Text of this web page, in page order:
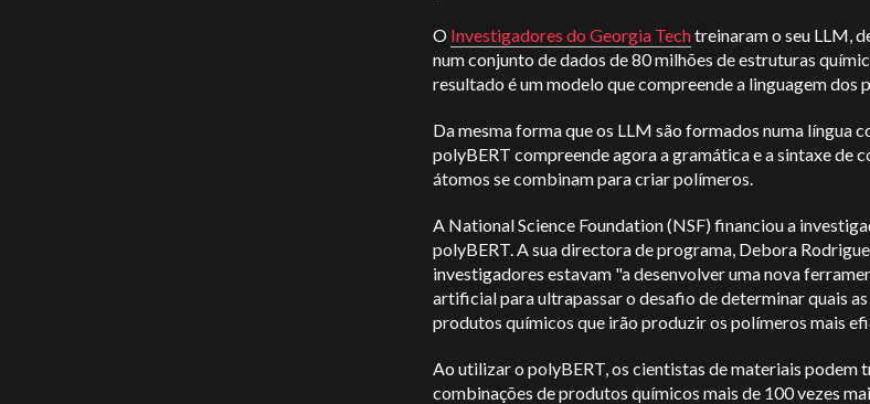
O Investigadores do Georgia Techtreinaram o seu LLM,
num conjunto de dados de 80 milhões de estruturas
resultado é um modelo que compreende a linguagem dos
Da mesma forma que os LLM são formados numa língua
polyBERT compreende agora a gramática e a sintaxe de
átomos se combinam para criar polímeros.
A National Science Foundation (NSF) financiou a
polyBERT. A sua directora de programa, Debora
investigadores estavam "a desenvolver uma nova
artificial para ultrapassar o desafio de determinar quais
produtos químicos que irão produzir os polímeros mais
Ao utilizar o polyBERT, os cientistas de materiais podem
combinações de produtos químicos mais de 100 vezes